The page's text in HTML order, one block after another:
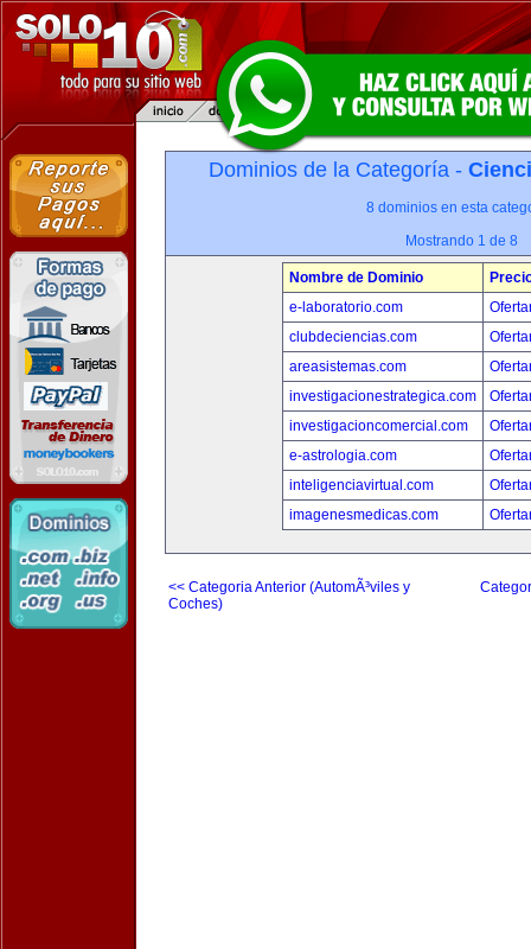
Dominios de la Categoría -
8 dominios en esta
Mostrando 1 de 8
Nombre de Dominio
e-laboratorio.com
clubdeciencias.com
areasistemas.com
investigacionestrategica.com
investigacioncomercial.com
e-astrologia.com
inteligenciavirtual.com
imagenesmedicas.com
<< Categoria Anterior (AutomÃ³viles y
Coches)